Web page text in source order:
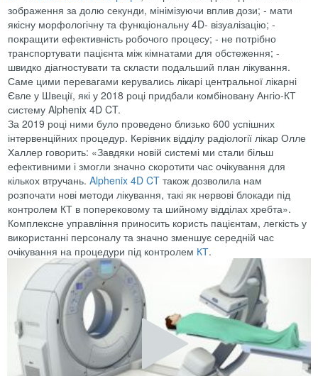
зображення за долю секунди, мінімізуючи вплив дози; - мати
якісну морфологічну та функціональну 4D- візуалізацію; -
покращити ефективність робочого процесу; - не потрібно
транспортувати пацієнта між кімнатами для обстеження; -
швидко діагностувати та скласти подальший план лікування.
Саме цими перевагами керувались лікарі центральної лікарні
Євле у Швеції, які у 2018 році придбали комбіновану Ангіо-КТ
систему Alphenix 4D CT.
За 2019 році ними було проведено близько 600 успішних
інтервенційних процедур. Керівник відділу радіології лікар Олле
Халлер говорить: «Завдяки новій системі ми стали більш
ефективними і змогли значно скоротити час очікування для
кількох втручань. Alphenix 4D CT також дозволила нам
розпочати нові методи лікування, такі як нервові блокади під
контролем КТ в поперековому та шийному відділах хребта».
Комплексне управління приносить користь пацієнтам, легкість у
використанні персоналу та значно зменшує середній час
очікування на процедури під контролем КТ.
Player